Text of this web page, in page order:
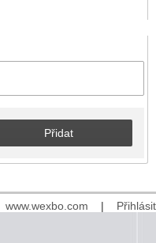
Přidat
www.wexbo.com | Přihlásit